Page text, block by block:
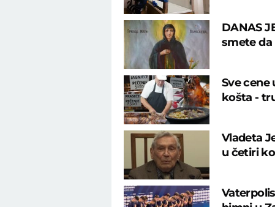
DANAS
smete
Sve cene
košta -
Vladeta
u četiri